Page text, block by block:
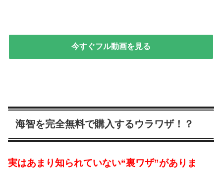
今すぐフル動画を見る
海智を完全無料で購入するウラワザ！？
実はあまり知られていない“裏ワザ”がありま